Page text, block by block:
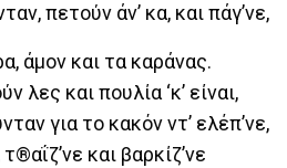
πετούν άν’ κα, και πάγ’νε,
άμον και τα καράνας.
λες και πουλία ‘κ’ είναι,
για το κακόν ντ’ ελέπ’νε,
και βαρκίζ’νε